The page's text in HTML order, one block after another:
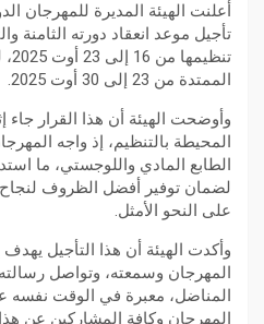
أعلنت الهيئة المديرة للمهرجان
تأجيل موعد انعقاد دورته الثامنة
الممتدة من 23 إلى 30 أوت 2025.
وأوضحت الهيئة أن هذا القرار
المحيطة بالتنظيم، إذ واجه
الطابع المادي واللوجستي، ما
لضمان توفير أفضل الظروف لنجاح
على النحو الأمثل.
وأكدت الهيئة أن هذا التأجيل يهدف
المهرجان وسمعته، وتواصل
المناضل، معبرة في الوقت نفسه
المهرجان وكافة المشاركين عن هذا